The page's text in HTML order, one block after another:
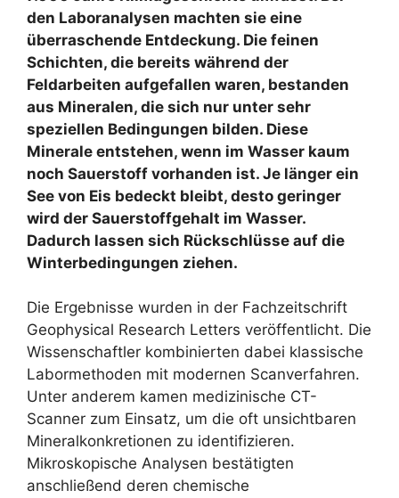
den Laboranalysen machten sie eine
überraschende Entdeckung. Die feinen
Schichten, die bereits während der
Feldarbeiten aufgefallen waren, bestanden
aus Mineralen, die sich nur unter sehr
speziellen Bedingungen bilden. Diese
Minerale entstehen, wenn im Wasser kaum
noch Sauerstoff vorhanden ist. Je länger ein
See von Eis bedeckt bleibt, desto geringer
wird der Sauerstoffgehalt im Wasser.
Dadurch lassen sich Rückschlüsse auf die
Winterbedingungen ziehen.
Die Ergebnisse wurden in der Fachzeitschrift
Geophysical Research Letters veröffentlicht. Die
Wissenschaftler kombinierten dabei klassische
Labormethoden mit modernen Scanverfahren.
Unter anderem kamen medizinische CT-
Scanner zum Einsatz, um die oft unsichtbaren
Mineralkonkretionen zu identifizieren.
Mikroskopische Analysen bestätigten
anschließend deren chemische